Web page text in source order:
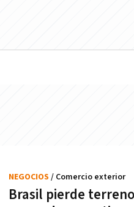
Brasil pierde
NEGOCIOS / Comercio exterior